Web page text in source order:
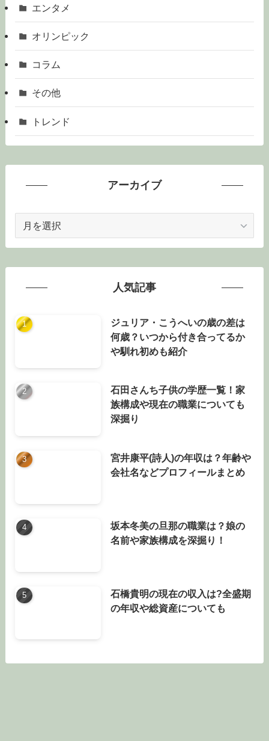
エンタメ
オリンピック
コラム
その他
トレンド
アーカイブ
カ
イ
人気記事
ジュリア・こうへいの歳の差は
何歳？いつから付き合ってるか
や馴れ初めも紹介
石田さんち子供の学歴一覧！家
族構成や現在の職業についても
深掘り
宮井康平(詩人)の年収は？年齢や
会社名などプロフィールまとめ
坂本冬美の旦那の職業は？娘の
名前や家族構成を深掘り！
石橋貴明の現在の収入は?全盛期
の年収や総資産についても